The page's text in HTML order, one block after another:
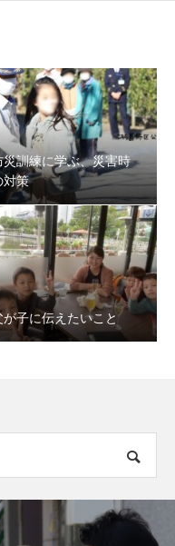
災訓練に学ぶ、災害時
対策
が子に伝えたいこと